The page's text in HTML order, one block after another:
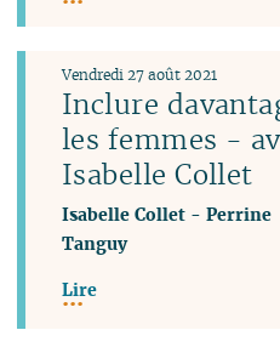
Inclure
les femmes -
Isabelle Collet
Vendredi 27 août 2021
Isabelle Collet -Perrine
Tanguy
Lire